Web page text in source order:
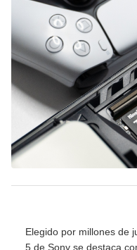
Elegido por millones de
5 de Sony se destaca